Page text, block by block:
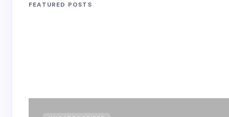
FEATURED POSTS